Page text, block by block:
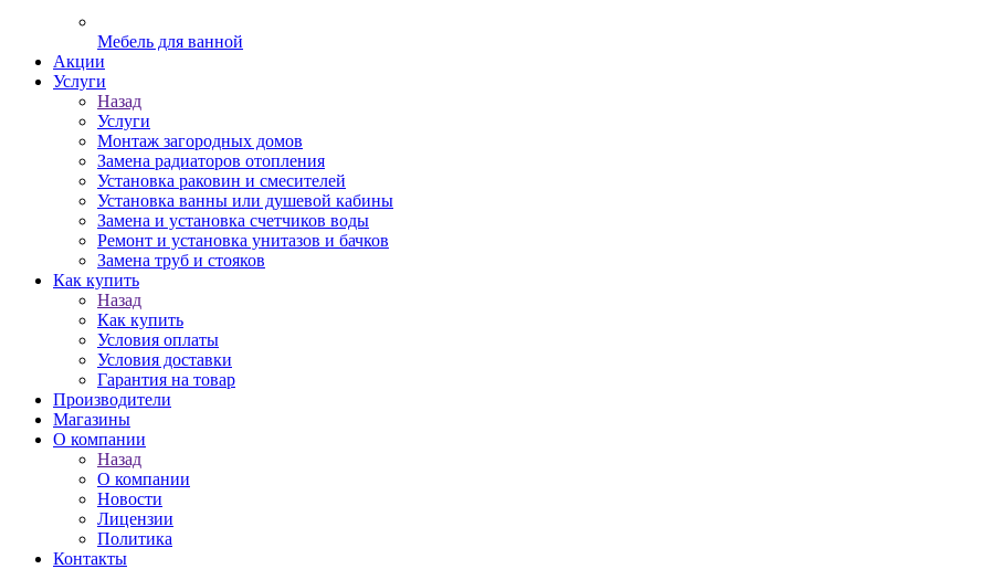
Мебель для ванной
Акции
Услуги
Назад
Услуги
Монтаж загородных домов
Замена радиаторов отопления
Установка раковин и смесителей
Установка ванны или душевой кабины
Замена и установка счетчиков воды
Ремонт и установка унитазов и бачков
Замена труб и стояков
Как купить
Назад
Как купить
Условия оплаты
Условия доставки
Гарантия на товар
Производители
Магазины
О компании
Назад
О компании
Новости
Лицензии
Политика
Контакты